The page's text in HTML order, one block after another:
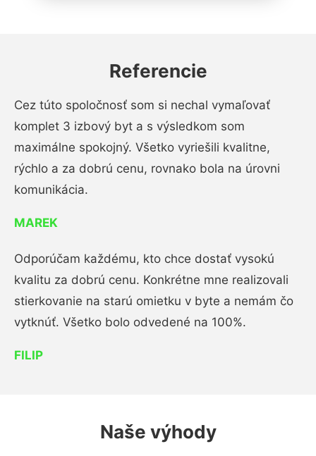
Referencie
Cez túto spoločnosť som si nechal vymaľovať
komplet 3 izbový byt a s výsledkom som
maximálne spokojný. Všetko vyriešili kvalitne,
rýchlo a za dobrú cenu, rovnako bola na úrovni
komunikácia.
MAREK
Odporúčam každému, kto chce dostať vysokú
kvalitu za dobrú cenu. Konkrétne mne realizovali
stierkovanie na starú omietku v byte a nemám čo
vytknúť. Všetko bolo odvedené na 100%.
FILIP
Naše výhody